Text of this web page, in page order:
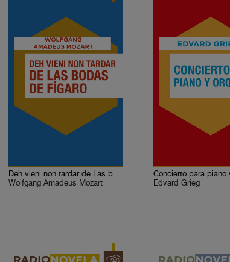
Deh vieni non tardar de Las bodas de Fígaro
Wolfgang Amadeus Mozart
Edvard Grieg